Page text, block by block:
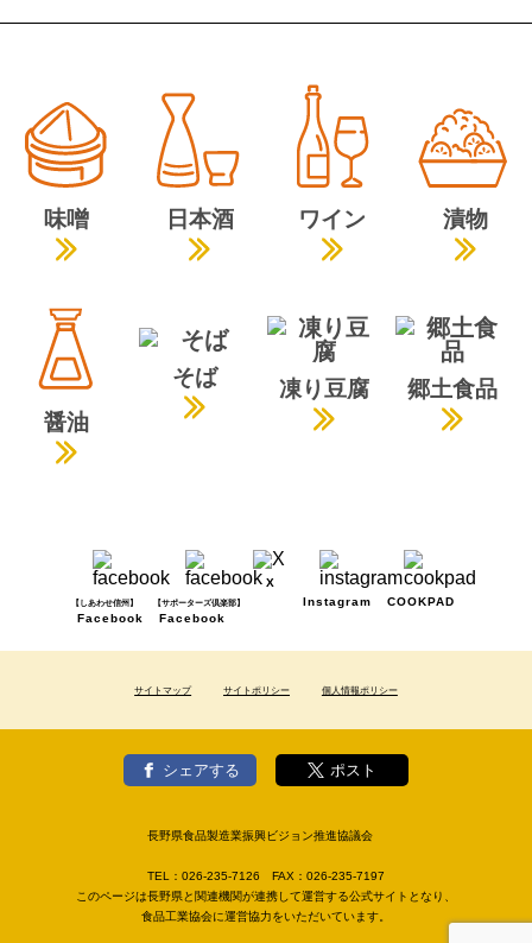
味噌 日本酒 ワイン 漬物
醤油
そば 凍り豆腐 郷土食品
【しあわせ信州】
Facebook
【サポーターズ倶楽部】
Facebook
X
Instagram
COOKPAD
サイトマップ サイトポリシー 個人情報ポリシー
シェアする ポスト
長野県食品製造業振興ビジョン推進協議会
TEL： 026-235-7126 FAX： 026-235-7197
このページは長野県と関連機関が連携して運営する公式サイトとなり、
食品工業協会に運営協力をいただいています。